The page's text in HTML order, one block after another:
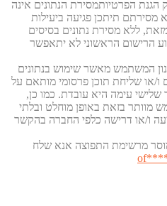
על פי סעיף 11 לחוק הגנת הפרטיותמסירת הנתונים אינה
מסירתם תיתכן פגיעה ביעילות
ללא מסירת נתונים בסיסים
הרישום הראשוני לא יתאפשר
המשתמש מאשר שימוש בנתונים
ו/או שליחת תוכן פרסומי מותאם על
שלישי עימה היא עובדת. כמו כן,
מוותר בזאת באופן מוחלט ובלתי
ו/או דרישה כלפי החברה בהקשר
מוסר מרשימת התפוצה אנא שלח
of